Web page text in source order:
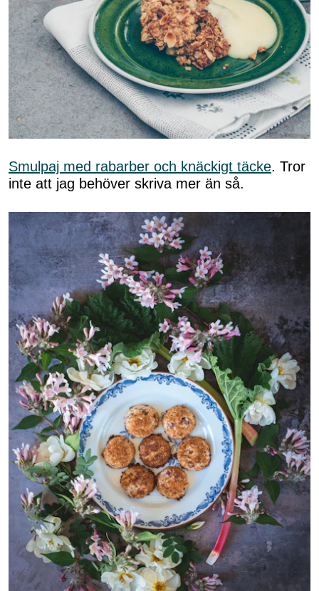
Smulpaj med rabarber och knäckigt täcke. Tror
inte att jag behöver skriva mer än så.